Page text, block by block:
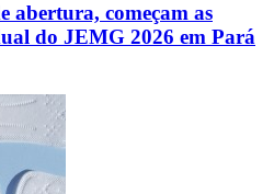
abertura, começam as
do JEMG 2026 em Pará